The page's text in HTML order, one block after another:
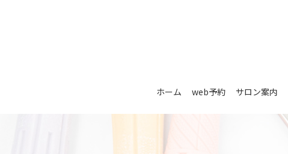
ホーム web予約 サロン案内